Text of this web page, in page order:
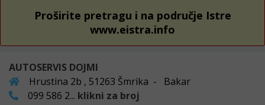
Proširite pretragu i na područje Istre
www.eistra.info
AUTOSERVIS DOJMI
Hrustina 2b , 51263 Šmrika - Bakar
099 586 2... klikni za broj